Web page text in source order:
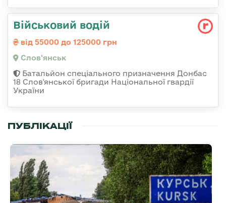
Військовий водій
від 55000 до 125000 грн
Слов'янськ
Батальйон спеціального призначення Донбас
18 Слов'янської бригади Національної гвардії
України
ПУБЛІКАЦІЇ